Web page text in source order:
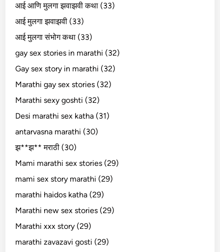
आई आणि मुलगा झवाझवी कथा (33)
आई मुलगा झवाझवी (33)
आई मुलगा संभोग कथा (33)
gay sex stories in marathi (32)
Gay sex story in marathi (32)
Marathi gay sex stories (32)
Marathi sexy goshti (32)
Desi marathi sex katha (31)
antarvasna marathi (30)
झ**झ** मराठी (30)
Mami marathi sex stories (29)
mami sex story marathi (29)
marathi haidos katha (29)
Marathi new sex stories (29)
Marathi xxx story (29)
marathi zavazavi gosti (29)